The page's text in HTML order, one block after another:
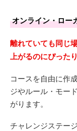
オンライン・ロー
離れていても同じ
上がるのにぴったり
コースを自由に作
ジやルール・モー
がります。
チャレンジステー